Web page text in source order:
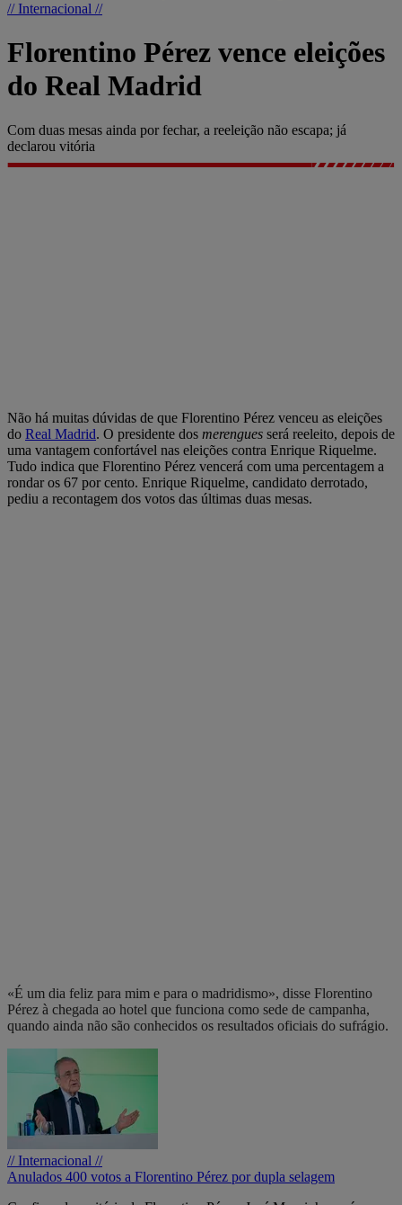
// Internacional //
Florentino Pérez vence eleições
do Real Madrid
Com duas mesas ainda por fechar, a reeleição não escapa; já
declarou vitória
Não há muitas dúvidas de que Florentino Pérez venceu as eleições
do Real Madrid. O presidente dos merengues será reeleito, depois de
uma vantagem confortável nas eleições contra Enrique Riquelme.
Tudo indica que Florentino Pérez vencerá com uma percentagem a
rondar os 67 por cento. Enrique Riquelme, candidato derrotado,
pediu a recontagem dos votos das últimas duas mesas.
«É um dia feliz para mim e para o madridismo», disse Florentino
Pérez à chegada ao hotel que funciona como sede de campanha,
quando ainda não são conhecidos os resultados oficiais do sufrágio.
// Internacional //
Anulados 400 votos a Florentino Pérez por dupla selagem